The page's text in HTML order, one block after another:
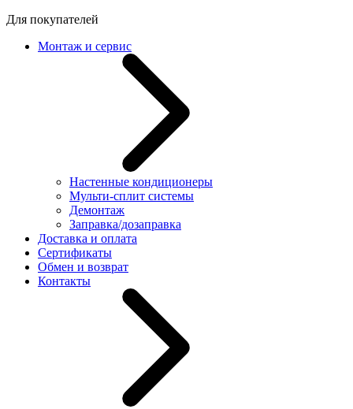
Для покупателей
Монтаж и сервис
Настенные кондиционеры
Мульти-сплит системы
Демонтаж
Заправка/дозаправка
Доставка и оплата
Сертификаты
Обмен и возврат
Контакты